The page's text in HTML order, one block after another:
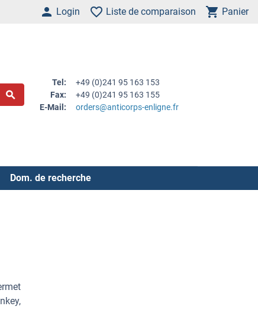
Login Liste de comparaison Panier
Tel:
+49 (0)241 95 163 153
Fax:
+49 (0)241 95 163 155
E-Mail:
orders@anticorps-enligne.fr
Dom. de recherche